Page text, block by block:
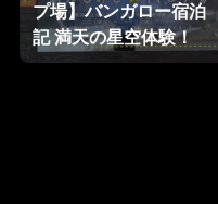
プ場】バンガロー宿泊
記 満天の星空体験！